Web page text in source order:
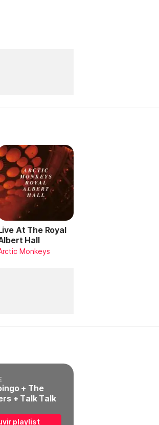
At The Royal
Hall
Monkeys
+ The
+ Talk Talk
playlist